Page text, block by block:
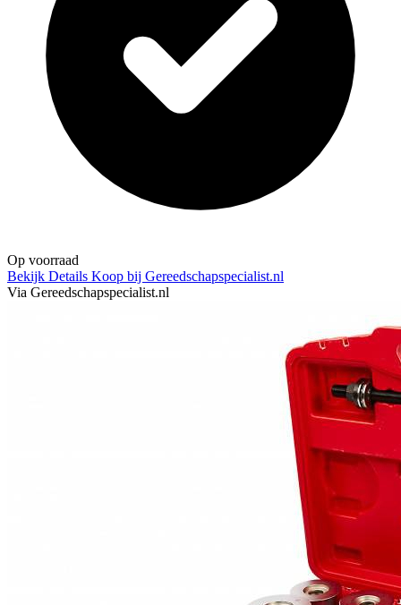
Op voorraad
Bekijk Details Koop bij Gereedschapspecialist.nl
Via Gereedschapspecialist.nl